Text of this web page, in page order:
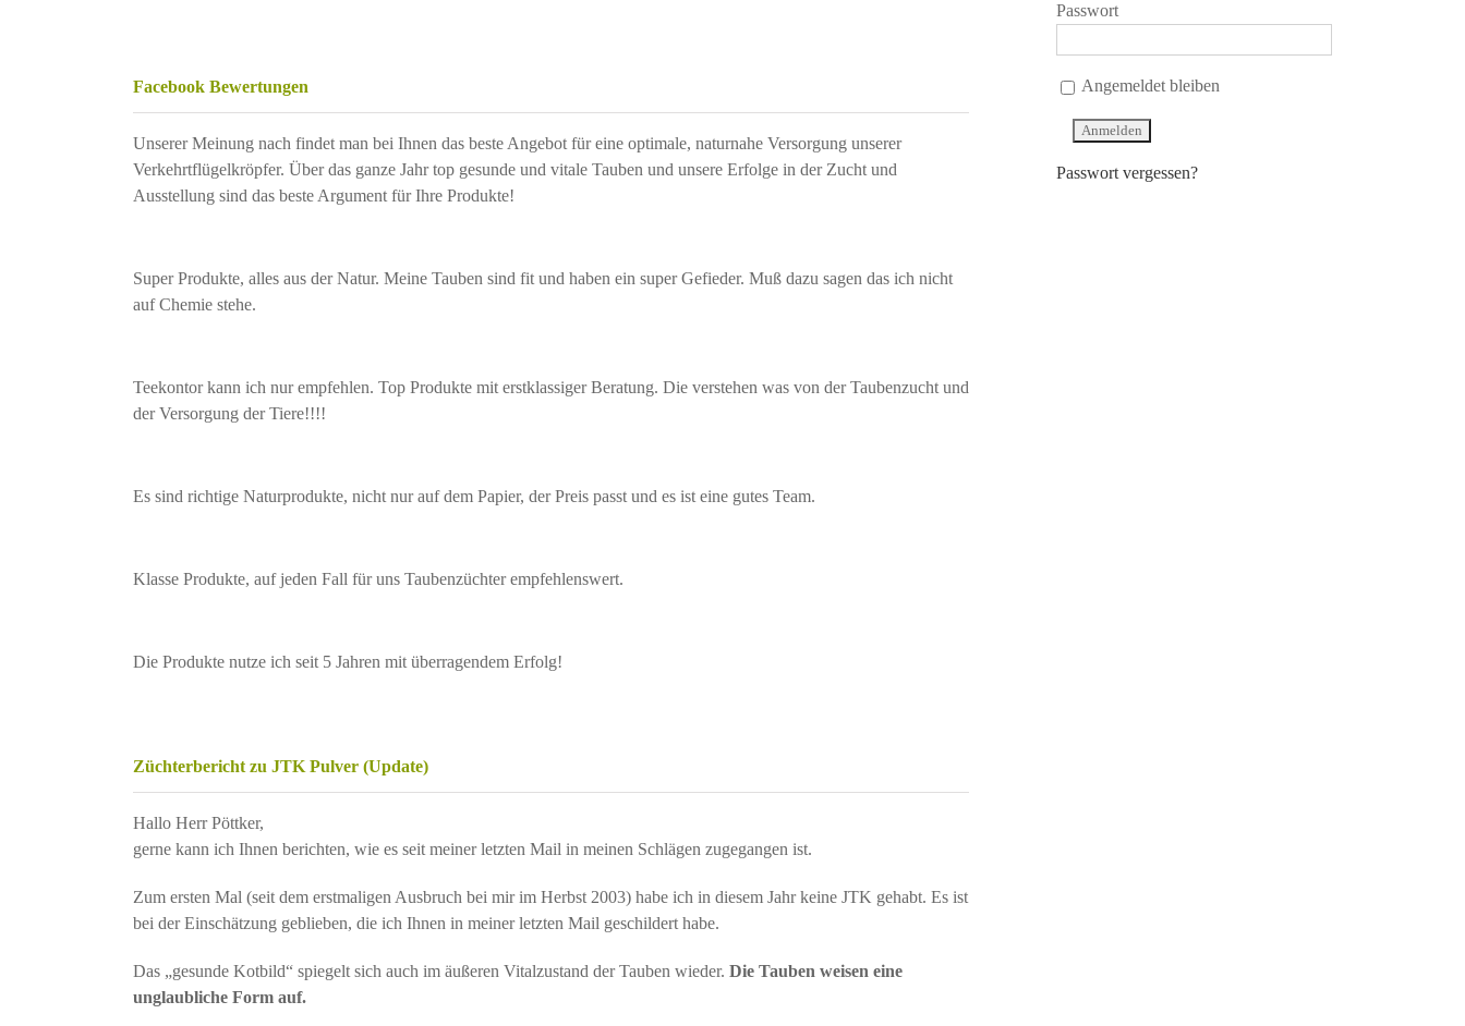
Facebook Bewertungen
Unserer Meinung nach findet man bei Ihnen das beste Angebot für eine optimale, naturnahe Versorgung unserer
Verkehrtflügelkröpfer. Über das ganze Jahr top gesunde und vitale Tauben und unsere Erfolge in der Zucht und
Ausstellung sind das beste Argument für Ihre Produkte!
Super Produkte, alles aus der Natur. Meine Tauben sind fit und haben ein super Gefieder. Muß dazu sagen das ich nicht
auf Chemie stehe.
Teekontor kann ich nur empfehlen. Top Produkte mit erstklassiger Beratung. Die verstehen was von der Taubenzucht und
der Versorgung der Tiere!!!!
Es sind richtige Naturprodukte, nicht nur auf dem Papier, der Preis passt und es ist eine gutes Team.
Klasse Produkte, auf jeden Fall für uns Taubenzüchter empfehlenswert.
Die Produkte nutze ich seit 5 Jahren mit überragendem Erfolg!
Züchterbericht zu JTK Pulver (Update)
Hallo Herr Pöttker,
gerne kann ich Ihnen berichten, wie es seit meiner letzten Mail in meinen Schlägen zugegangen ist.
Zum ersten Mal (seit dem erstmaligen Ausbruch bei mir im Herbst 2003) habe ich in diesem Jahr keine JTK gehabt. Es ist
bei der Einschätzung geblieben, die ich Ihnen in meiner letzten Mail geschildert habe.
Das „gesunde Kotbild“ spiegelt sich auch im äußeren Vitalzustand der Tauben wieder. Die Tauben weisen eine
unglaubliche Form auf.
Passwort
Angemeldet bleiben
Passwort vergessen?